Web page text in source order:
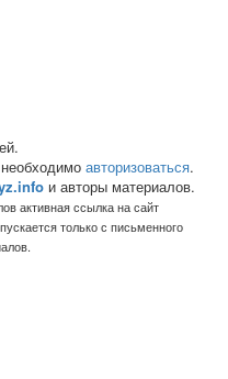
авторизоваться.
и авторы материалов.
активная ссылка на сайт
только с письменного